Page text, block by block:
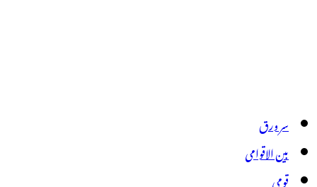
سر ورق
بین الاقوامی
قومی